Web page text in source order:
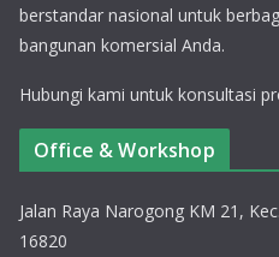
berstandar nasional untuk
bangunan komersial Anda.
Hubungi kami untuk konsultasi
Office & Workshop
Jalan Raya Narogong KM 21,
16820